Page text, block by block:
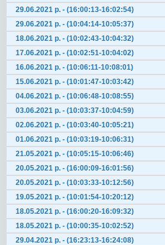
29.06.2021 р. - (16:00:13-16:02:54)
29.06.2021 р. - (10:04:14-10:05:37)
18.06.2021 р. - (10:02:43-10:04:32)
17.06.2021 р. - (10:02:51-10:04:02)
16.06.2021 р. - (10:06:11-10:08:01)
15.06.2021 р. - (10:01:47-10:03:42)
04.06.2021 р. - (10:06:48-10:08:55)
03.06.2021 р. - (10:03:37-10:04:59)
02.06.2021 р. - (10:03:40-10:05:21)
01.06.2021 р. - (10:03:19-10:06:31)
21.05.2021 р. - (10:05:15-10:06:46)
20.05.2021 р. - (16:00:09-16:01:56)
20.05.2021 р. - (10:03:33-10:12:56)
19.05.2021 р. - (10:01:54-10:20:12)
18.05.2021 р. - (16:00:20-16:09:32)
18.05.2021 р. - (10:00:35-10:02:52)
29.04.2021 р. - (16:23:13-16:24:08)